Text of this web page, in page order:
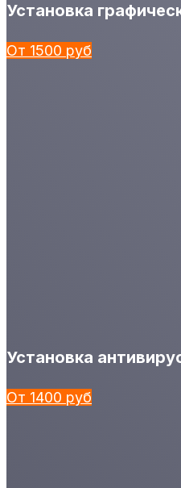
Установка
От 1500 руб
Установка
От 1400 руб